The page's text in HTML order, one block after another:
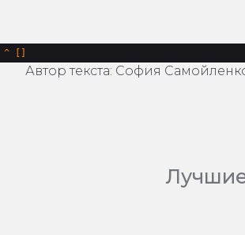
^
Автор текста: София